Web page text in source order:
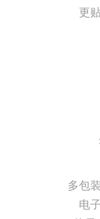
更
多包
电